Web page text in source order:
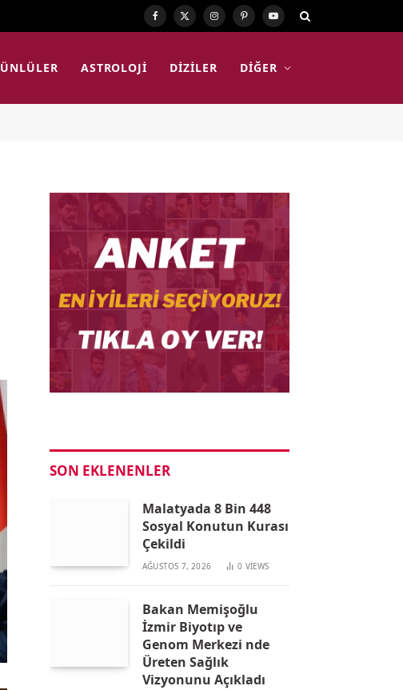
Facebook
X
Instagram
PinterestYouTube
ÜNLÜLER ASTROLOJI DIZILER DIĞER
SON EKLENENLER
Malatyada 8 Bin 448
Sosyal Konutun Kurası
Çekildi
AĞUSTOS 7, 2026 0 VIEWS
Bakan Memişoğlu
İzmir Biyotıp ve
Genom Merkezi nde
Üreten Sağlık
Vizyonunu Açıkladı